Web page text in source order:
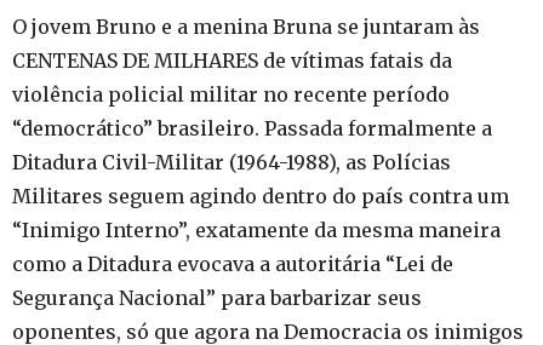
O jovem Bruno e a menina Bruna se juntaram às
CENTENAS DE MILHARES de vítimas fatais da
violência policial militar no recente período
“democrático” brasileiro. Passada formalmente a
Ditadura Civil-Militar (1964-1988), as Polícias
Militares seguem agindo dentro do país contra um
“Inimigo Interno”, exatamente da mesma maneira
como a Ditadura evocava a autoritária “Lei de
Segurança Nacional” para barbarizar seus
oponentes, só que agora na Democracia os inimigos